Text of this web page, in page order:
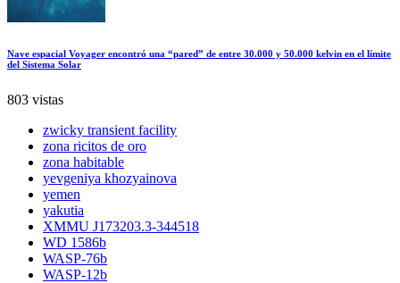
Nave espacial Voyager encontró una “pared” de entre 30.000 y 50.000 kelvin en el límite
del Sistema Solar
803 vistas
zwicky transient facility
zona ricitos de oro
zona habitable
yevgeniya khozyainova
yemen
yakutia
XMMU J173203.3-344518
WD 1586b
WASP-76b
WASP-12b